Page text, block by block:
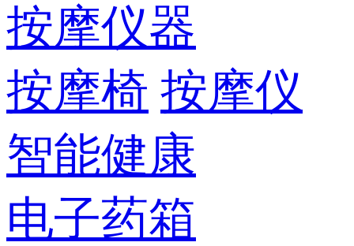
按摩仪器
按摩椅 按摩仪
智能健康
电子药箱